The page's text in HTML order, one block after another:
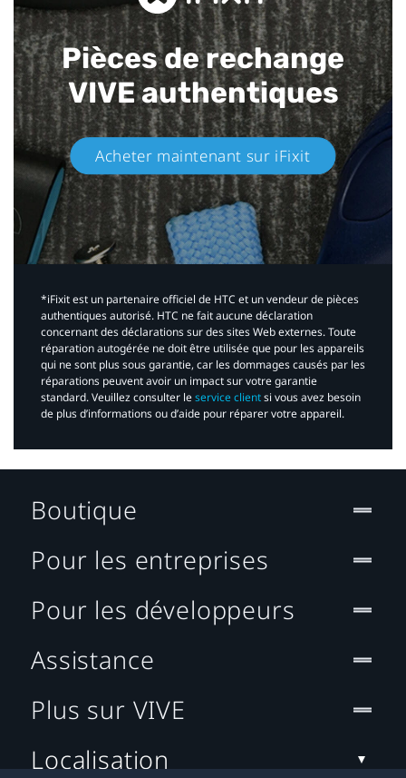
Pièces de rechange
VIVE authentiques​
Acheter maintenant sur iFixit​
*iFixit est un partenaire officiel de HTC et un vendeur de pièces
authentiques autorisé. HTC ne fait aucune déclaration
concernant des déclarations sur des sites Web externes. Toute
réparation autogérée ne doit être utilisée que pour les appareils
qui ne sont plus sous garantie, car les dommages causés par les
réparations peuvent avoir un impact sur votre garantie
standard. Veuillez consulter leservice clientsi vous avez besoin
de plus d’informations ou d’aide pour réparer votre appareil.​
Boutique
Pour les entreprises
Pour les développeurs
Assistance
Plus sur VIVE
Localisation